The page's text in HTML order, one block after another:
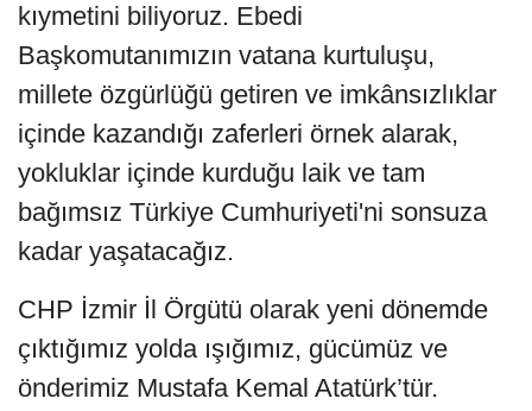
kıymetini biliyoruz. Ebedi
Başkomutanımızın vatana kurtuluşu,
millete özgürlüğü getiren ve imkânsızlıklar
içinde kazandığı zaferleri örnek alarak,
yokluklar içinde kurduğu laik ve tam
bağımsız Türkiye Cumhuriyeti'ni sonsuza
kadar yaşatacağız.
CHP İzmir İl Örgütü olarak yeni dönemde
çıktığımız yolda ışığımız, gücümüz ve
önderimiz Mustafa Kemal Atatürk’tür.